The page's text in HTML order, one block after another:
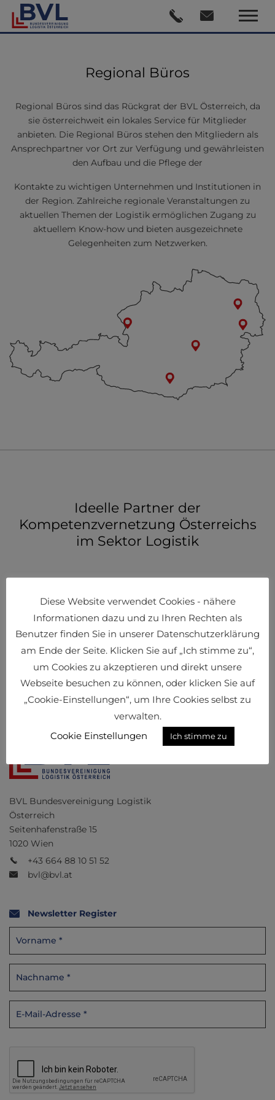
Regional Büros
Regional Büros sind das Rückgrat der BVL Österreich, da
sie österreichweit ein lokales Service für Mitglieder
anbieten. Die Regional Büros stehen den Mitgliedern als
Ansprechpartner vor Ort zur Verfügung und gewährleisten
den Aufbau und die Pflege der
Kontakte zu wichtigen Unternehmen und Institutionen in
der Region. Zahlreiche regionale Veranstaltungen zu
aktuellen Themen der Logistik ermöglichen Zugang zu
aktuellem Know-how und bieten ausgezeichnete
Gelegenheiten zum Netzwerken.
Ideelle Partner der
Kompetenzvernetzung Österreichs
im Sektor Logistik
BVL Bundesvereinigung Logistik
Österreich
Seitenhafenstraße 15
1020 Wien
+43 664 88 10 51 52
bvl@bvl.at
Newsletter Register
Diese Website verwendet Cookies - nähere
Informationen dazu und zu Ihren Rechten als
Benutzer finden Sie in unserer Datenschutzerklärung
am Ende der Seite. Klicken Sie auf „Ich stimme zu“,
um Cookies zu akzeptieren und direkt unsere
Webseite besuchen zu können, oder klicken Sie auf
„Cookie-Einstellungen“, um Ihre Cookies selbst zu
verwalten.
Cookie Einstellungen
Ich stimme zu